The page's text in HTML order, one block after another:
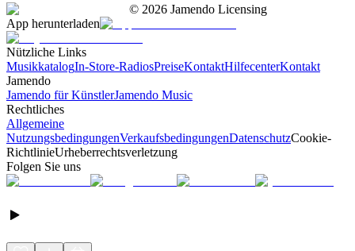
© 2026 Jamendo Licensing
App herunterladen
Nützliche Links
MusikkatalogIn-Store-RadiosPreiseKontaktHilfecenterKontakt
Jamendo
Jamendo für KünstlerJamendo Music
Rechtliches
Allgemeine
NutzungsbedingungenVerkaufsbedingungenDatenschutzCookie-
RichtlinieUrheberrechtsverletzung
Folgen Sie uns